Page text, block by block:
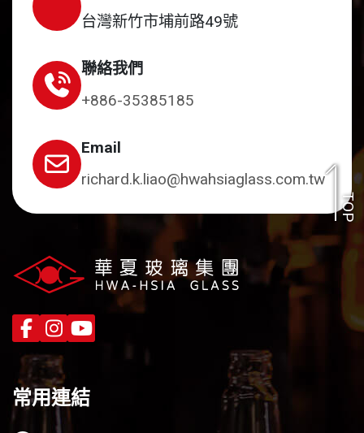
TOP
台灣新竹市埔前路49號
聯絡我們
+886-35385185
Email
richard.k.liao@hwahsiaglass.com.tw
常用連結